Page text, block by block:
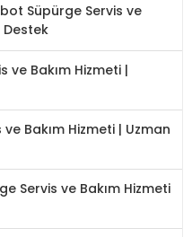
Süpürge Servis ve
Destek
ve Bakım Hizmeti |
Bakım Hizmeti | Uzman
Servis ve Bakım Hizmeti